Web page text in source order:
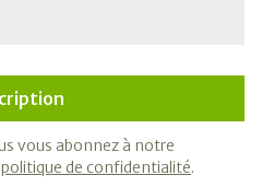
vous abonnez à notre
politique de confidentialité.